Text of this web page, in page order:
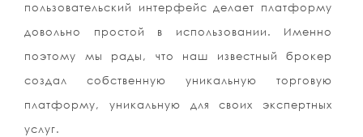
пользовательский интерфейс делает платформу
довольно простой в использовании. Именно
поэтому мы рады, что наш известный брокер
создал собственную уникальную торговую
платформу, уникальную для своих экспертных
услуг.